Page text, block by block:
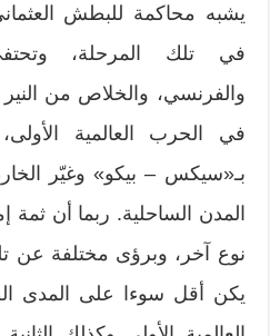
يشبه محاكمة للبطش
في تلك المرحلة، وتحتفي
والفرنسي، والخلاص من
في الحرب العالمية
بـ«سيكس – بيكو» وغيّر
المدن الساحلية. ربما أن ثمة
نوع آخر، وبرؤى مختلفة عن
يكن أقل سوءا على المدى